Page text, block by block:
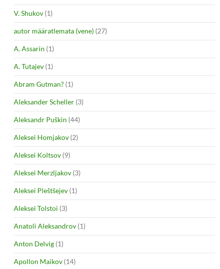
V. Shukov (1)
autor määratlemata (vene) (27)
A. Assarin (1)
A. Tutajev (1)
Abram Gutman? (1)
Aleksander Scheller (3)
Aleksandr Puškin (44)
Aleksei Homjakov (2)
Aleksei Koltsov (9)
Aleksei Merzljakov (3)
Aleksei Pleštšejev (1)
Aleksei Tolstoi (3)
Anatoli Aleksandrov (1)
Anton Delvig (1)
Apollon Maikov (14)